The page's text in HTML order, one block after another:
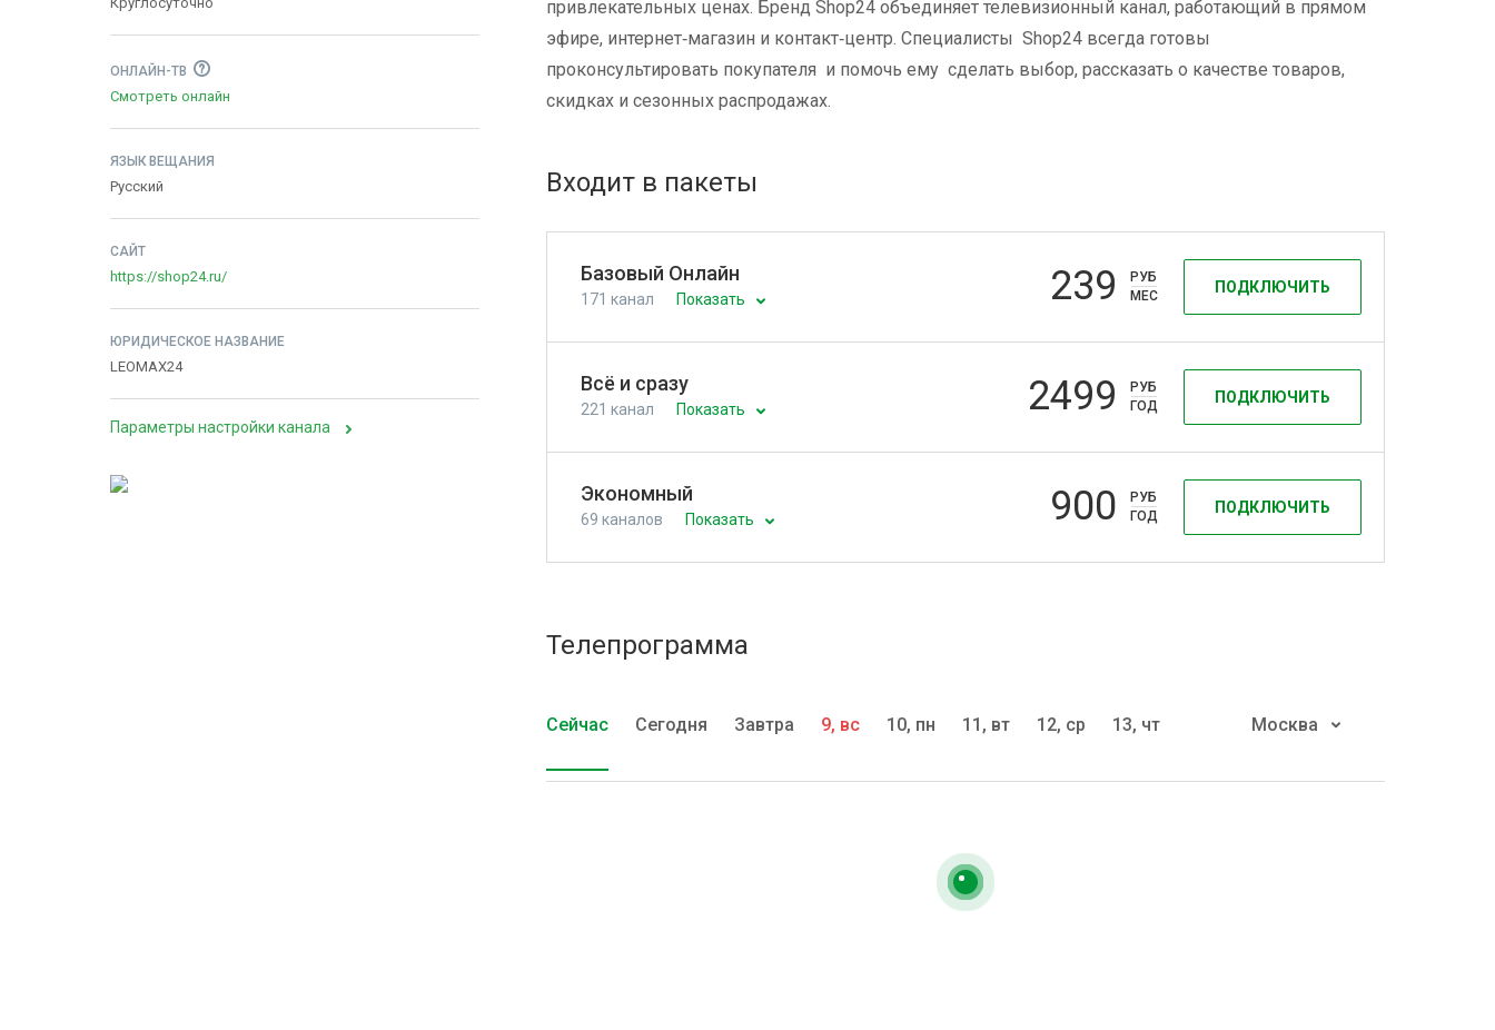
ОНЛАЙН-ТВ
Смотреть онлайн
ЯЗЫК ВЕЩАНИЯ
Русский
САЙТ
https://shop24.ru/
ЮРИДИЧЕСКОЕ НАЗВАНИЕ
LEOMAX24
Параметры настройки канала
привлекательных ценах. Бренд Shop24 объединяет телевизионный канал, работающий в прямом
эфире, интернет‑магазин и контакт‑центр. Специалисты Shop24 всегда готовы
проконсультировать покупателя и помочь ему сделать выбор, рассказать о качестве товаров,
скидках и сезонных распродажах.
Входит в пакеты
Базовый Онлайн
171 канал Показать
ПОДКЛЮЧИТЬ
239
РУБ
МЕС
Всё и сразу
221 канал Показать
ПОДКЛЮЧИТЬ
2499
РУБ
ГОД
Экономный
69 каналов Показать
ПОДКЛЮЧИТЬ
900
РУБ
ГОД
Телепрограмма
Сейчас Сегодня Завтра 9, вс 10, пн 11, вт 12, ср 13, чт Москва